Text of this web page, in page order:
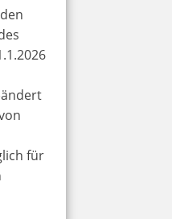
für